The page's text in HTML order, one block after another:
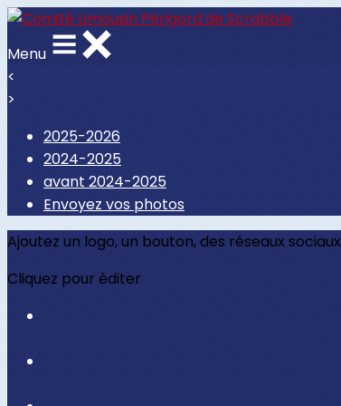
Menu
<
>
2025-2026
2024-2025
avant 2024-2025
Envoyez vos photos
Ajoutez un logo, un bouton, des réseaux sociaux
Cliquez pour éditer